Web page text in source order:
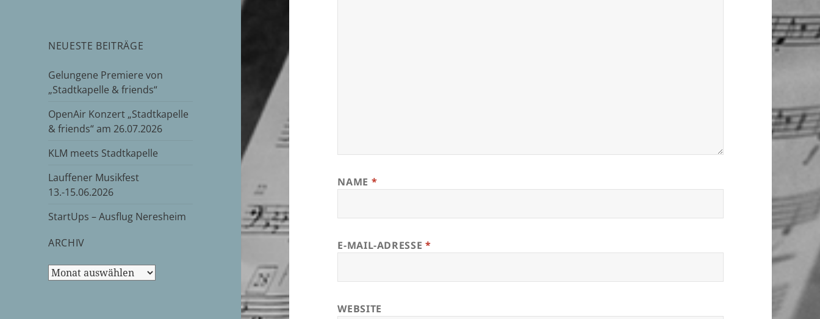
NEUESTE BEITRÄGE
Gelungene Premiere von
„Stadtkapelle & friends“
OpenAir Konzert „Stadtkapelle
& friends“ am 26.07.2026
KLM meets Stadtkapelle
Lauffener Musikfest
13.-15.06.2026
StartUps – Ausflug Neresheim
ARCHIV
Archiv
NAME *
E-MAIL-ADRESSE *
WEBSITE